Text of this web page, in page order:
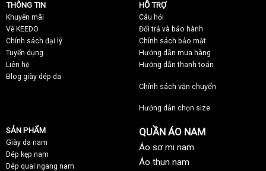
THÔNG TIN
Khuyến mãi
Về KEEDO
Chính sách đại lý
Tuyển dụng
Liên hệ
Blog giày dép da
HỖ TRỢ
Câu hỏi
Đổi trả và bảo hành
Chính sách bảo mật
Hướng dẫn mua hàng
Hướng dẫn thanh toán
Chính sách vận chuyển
Hướng dẫn chọn size
SẢN PHẨM
Giày da nam
Dép kẹp nam
Dép quai ngang nam
QUẦN ÁO NAM
Áo sơ mi nam
Áo thun nam